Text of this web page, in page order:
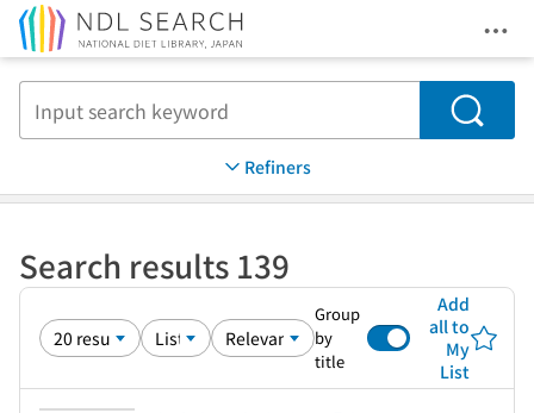
Search
Refiners
Search results 139
Group
by
title
Add
all to
My
List